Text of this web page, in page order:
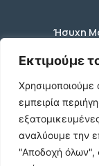
Εκτιμούμε
Χρησιμοποιούμε
εμπειρία
αναλύουμε την
"Αποδοχή όλων",
Ήσυχη